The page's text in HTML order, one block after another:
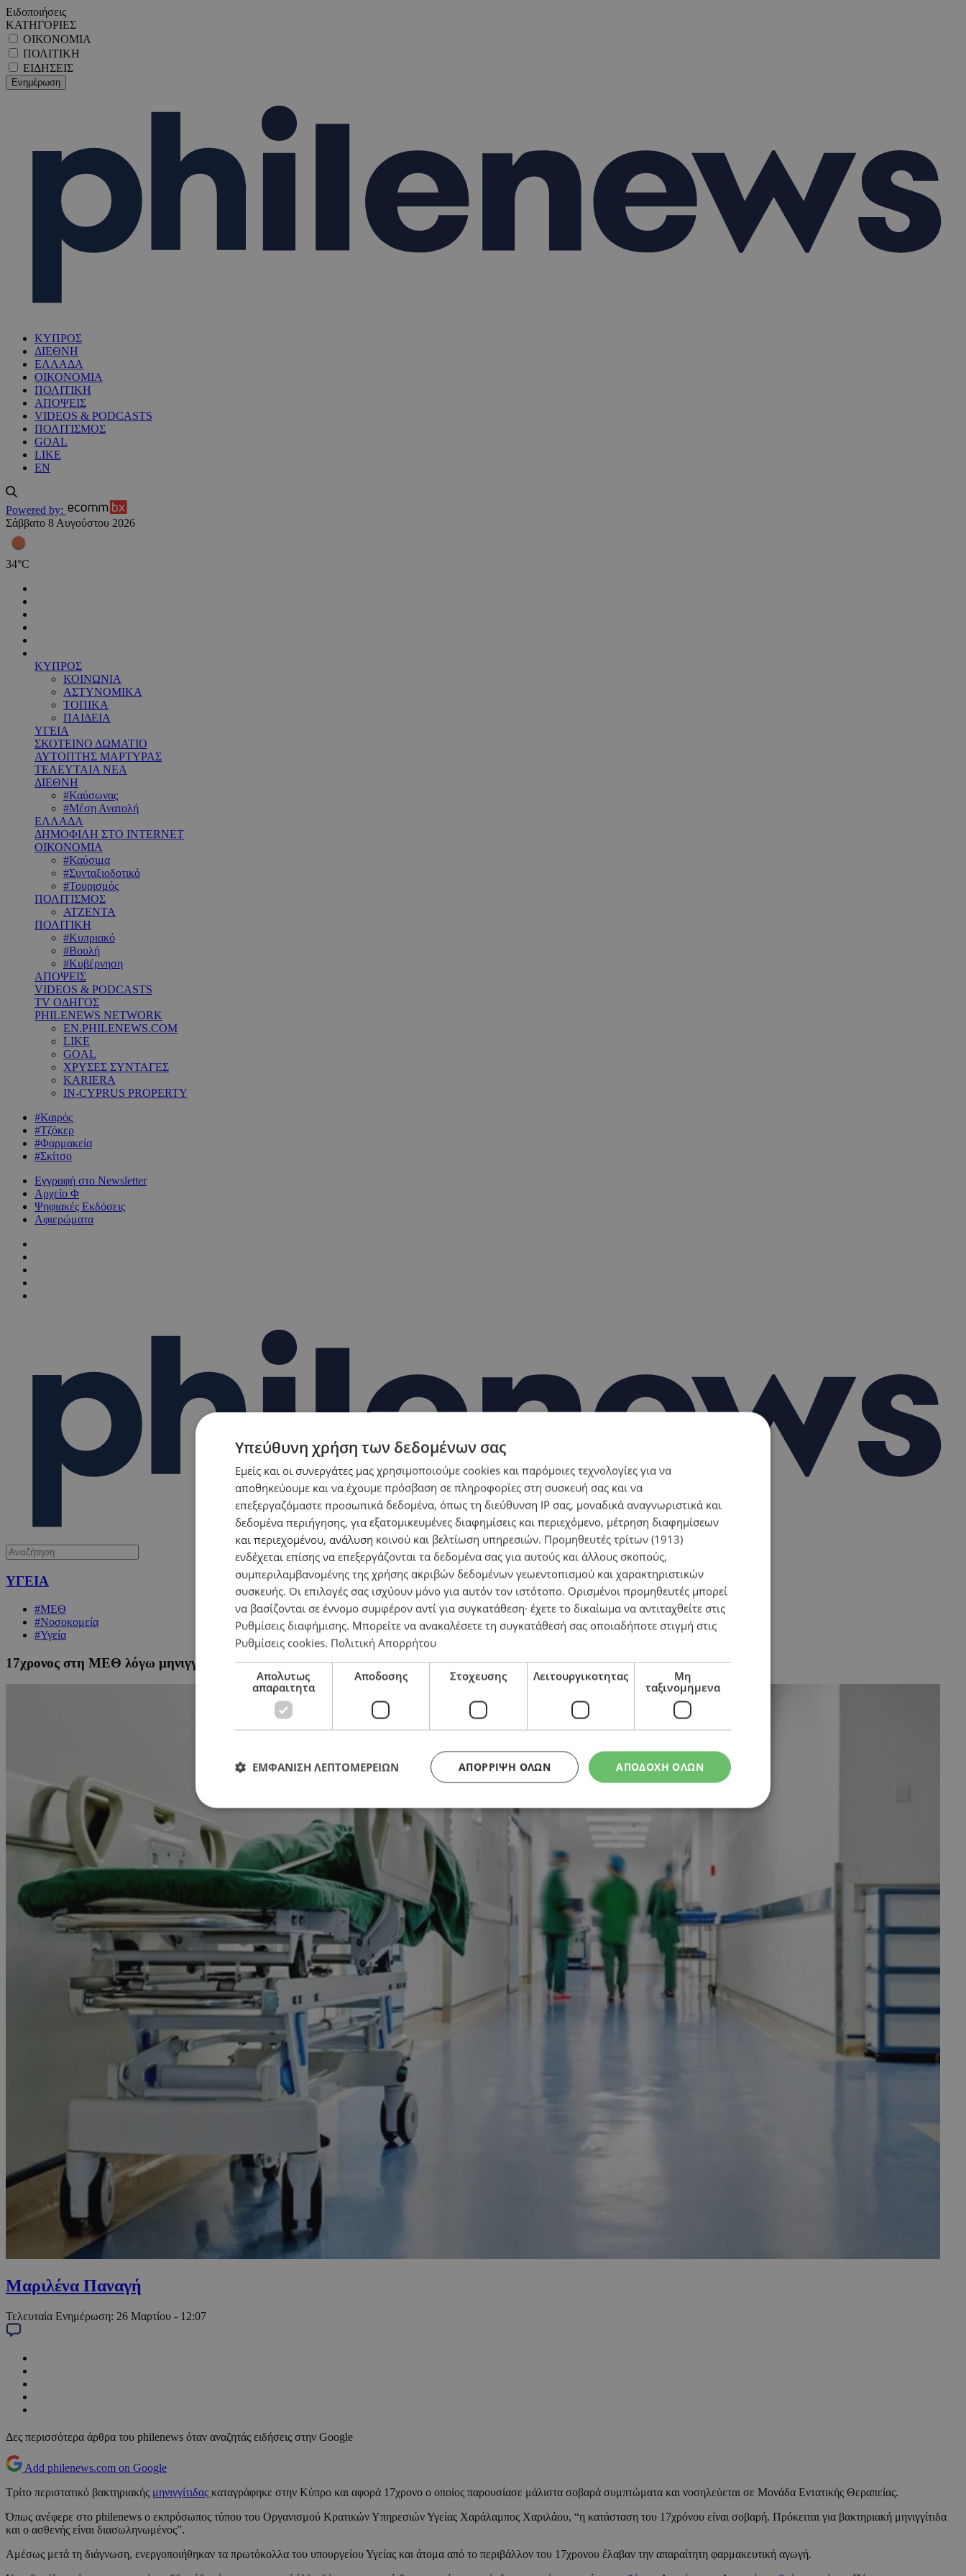
Ειδοποιήσεις
ΚΑΤΗΓΟΡΙΕΣ
ΟΙΚΟΝΟΜΙΑ
ΠΟΛΙΤΙΚΗ
ΕΙΔΗΣΕΙΣ
ΚΥΠΡΟΣ
ΔΙΕΘΝΗ
ΕΛΛΑΔΑ
ΟΙΚΟΝΟΜΙΑ
ΠΟΛΙΤΙΚΗ
ΑΠΟΨΕΙΣ
VIDEOS & PODCASTS
ΠΟΛΙΤΙΣΜΟΣ
GOAL
LIKE
EN
Powered by:
Σάββατο 8 Αυγούστου 2026
34°C
ΚΥΠΡΟΣ
ΚΟΙΝΩΝΙΑ
ΑΣΤΥΝΟΜΙΚΑ
ΤΟΠΙΚΑ
ΠΑΙΔΕΙΑ
ΥΓΕΙΑ
ΣΚΟΤΕΙΝΟ ΔΩΜΑΤΙΟ
ΑΥΤΟΠΤΗΣ ΜΑΡΤΥΡΑΣ
ΤΕΛΕΥΤΑΙΑ ΝΕΑ
ΔΙΕΘΝΗ
#Καύσωνας
#Μέση Ανατολή
ΕΛΛΑΔΑ
ΔΗΜΟΦΙΛΗ ΣΤΟ INTERNET
ΟΙΚΟΝΟΜΙΑ
#Καύσιμα
#Συνταξιοδοτικό
#Τουρισμός
ΠΟΛΙΤΙΣΜΟΣ
ΑΤΖΕΝΤΑ
ΠΟΛΙΤΙΚΗ
#Κυπριακό
#Βουλή
#Κυβέρνηση
ΑΠΟΨΕΙΣ
VIDEOS & PODCASTS
TV ΟΔΗΓΟΣ
PHILENEWS NETWORK
EN.PHILENEWS.COM
LIKE
GOAL
ΧΡΥΣΕΣ ΣΥΝΤΑΓΕΣ
KARIERA
IN-CYPRUS PROPERTY
#Καιρός
#Τζόκερ
#Φαρμακεία
#Σκίτσο
Εγγραφή στο Newsletter
Αρχείο Φ
Ψηφιακές Εκδόσεις
Αφιερώματα
ΥΓΕΙΑ
#ΜΕΘ
#Νοσοκομεία
#Υγεία
17χρονος στη ΜΕΘ λόγω μηνιγγίτιδας – Τρία τα περιστατικά μέχρι σήμερα
Μαριλένα Παναγή
Τελευταία Ενημέρωση: 26 Μαρτίου - 12:07
Δες περισσότερα άρθρα του philenews όταν αναζητάς ειδήσεις στην Google
Add philenews.com on Google
Τρίτο περιστατικό βακτηριακής μηνιγγίτιδας καταγράφηκε στην Κύπρο και αφορά 17χρονο ο οποίος παρουσίασε μάλιστα σοβαρά συμπτώματα και νοσηλεύεται σε Μονάδα Εντατικής Θεραπείας.
Όπως ανέφερε στο philenews ο εκπρόσωπος τύπου του Οργανισμού Κρατικών Υπηρεσιών Υγείας Χαράλαμπος Χαριλάου, “η κατάσταση του 17χρόνου είναι σοβαρή. Πρόκειται για βακτηριακή μηνιγγίτιδα
και ο ασθενής είναι διασωληνωμένος”.
Αμέσως μετά τη διάγνωση, ενεργοποιήθηκαν τα πρωτόκολλα του υπουργείου Υγείας και άτομα από το περιβάλλον του 17χρονου έλαβαν την απαραίτητη φαρμακευτική αγωγή.
Υπεύθυνη χρήση των δεδομένων σας
Εμείς και οι συνεργάτες μας χρησιμοποιούμε cookies και παρόμοιες τεχνολογίες για να
αποθηκεύουμε και να έχουμε πρόσβαση σε πληροφορίες στη συσκευή σας και να
επεξεργαζόμαστε προσωπικά δεδομένα, όπως τη διεύθυνση IP σας, μοναδικά αναγνωριστικά και
δεδομένα περιήγησης, για εξατομικευμένες διαφημίσεις και περιεχόμενο, μέτρηση διαφημίσεων
και περιεχομένου, ανάλυση κοινού και βελτίωση υπηρεσιών. Προμηθευτές τρίτων (1913)
ενδέχεται επίσης να επεξεργάζονται τα δεδομένα σας για αυτούς και άλλους σκοπούς,
συμπεριλαμβανομένης της χρήσης ακριβών δεδομένων γεωεντοπισμού και χαρακτηριστικών
συσκευής. Οι επιλογές σας ισχύουν μόνο για αυτόν τον ιστότοπο. Ορισμένοι προμηθευτές μπορεί
να βασίζονται σε έννομο συμφέρον αντί για συγκατάθεση· έχετε το δικαίωμα να αντιταχθείτε στις
Ρυθμίσεις διαφήμισης. Μπορείτε να ανακαλέσετε τη συγκατάθεσή σας οποιαδήποτε στιγμή στις
Ρυθμίσεις cookies. Πολιτική Απορρήτου
Απολυτως
απαραιτητα
Αποδοσης Στοχευσης Λειτουργικοτητας
Μη
ταξινομημενα
ΑΠΟΔΟΧΗ ΟΛΩΝ
ΑΠΌΡΡΙΨΗ ΌΛΩΝ
ΕΜΦΑΝΙΣΗ ΛΕΠΤΟΜΕΡΕΙΩΝ